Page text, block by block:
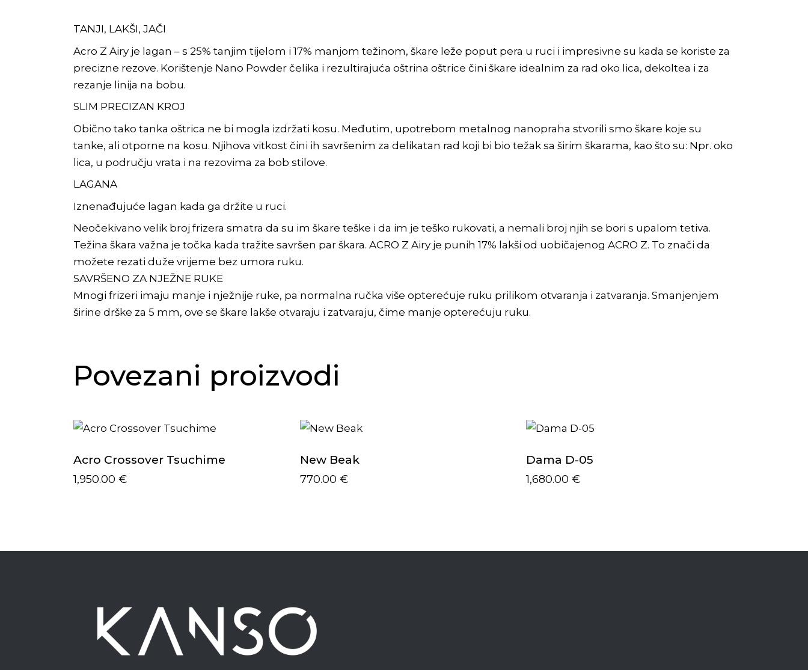
TANJI, LAKŠI, JAČI
Acro Z Airy je lagan – s 25% tanjim tijelom i 17% manjom težinom, škare leže poput pera u ruci i impresivne su kada se koriste za
precizne rezove. Korištenje Nano Powder čelika i rezultirajuća oštrina oštrice čini škare idealnim za rad oko lica, dekoltea i za
rezanje linija na bobu.
SLIM PRECIZAN KROJ
Obično tako tanka oštrica ne bi mogla izdržati kosu. Međutim, upotrebom metalnog nanopraha stvorili smo škare koje su
tanke, ali otporne na kosu. Njihova vitkost čini ih savršenim za delikatan rad koji bi bio težak sa širim škarama, kao što su: Npr. oko
lica, u području vrata i na rezovima za bob stilove.
LAGANA
Iznenađujuće lagan kada ga držite u ruci.
Neočekivano velik broj frizera smatra da su im škare teške i da im je teško rukovati, a nemali broj njih se bori s upalom tetiva.
Težina škara važna je točka kada tražite savršen par škara. ACRO Z Airy je punih 17% lakši od uobičajenog ACRO Z. To znači da
možete rezati duže vrijeme bez umora ruku.
SAVRŠENO ZA NJEŽNE RUKE
Mnogi frizeri imaju manje i nježnije ruke, pa normalna ručka više opterećuje ruku prilikom otvaranja i zatvaranja. Smanjenjem
širine drške za 5 mm, ove se škare lakše otvaraju i zatvaraju, čime manje opterećuju ruku.
Povezani proizvodi
Acro Crossover Tsuchime
1,950.00 €
New Beak
770.00 €
Dama D-05
1,680.00€